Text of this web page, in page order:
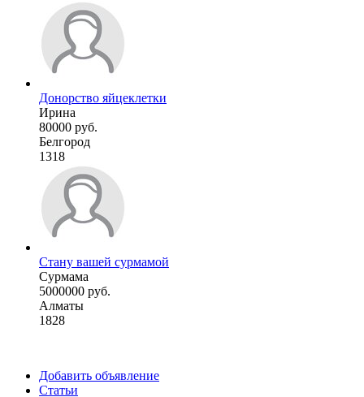
Донорство яйцеклетки
Ирина
80000 руб.
Белгород
1318
Стану вашей сурмамой
Сурмама
5000000 руб.
Алматы
1828
Добавить объявление
Статьи